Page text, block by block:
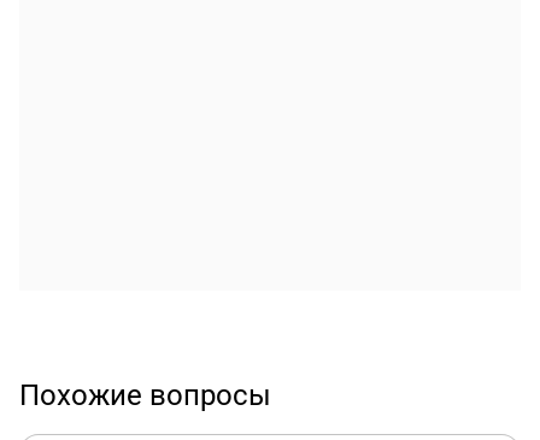
Похожие вопросы